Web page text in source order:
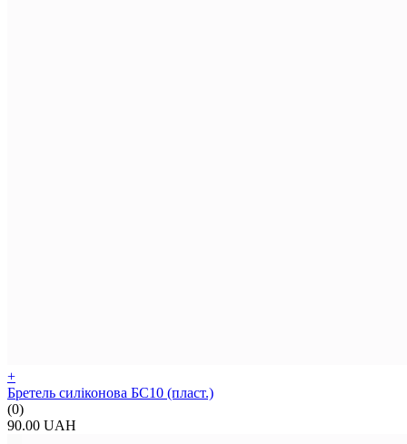
+
Бретель силіконова БС10 (пласт.)
(0)
90.00 UAH